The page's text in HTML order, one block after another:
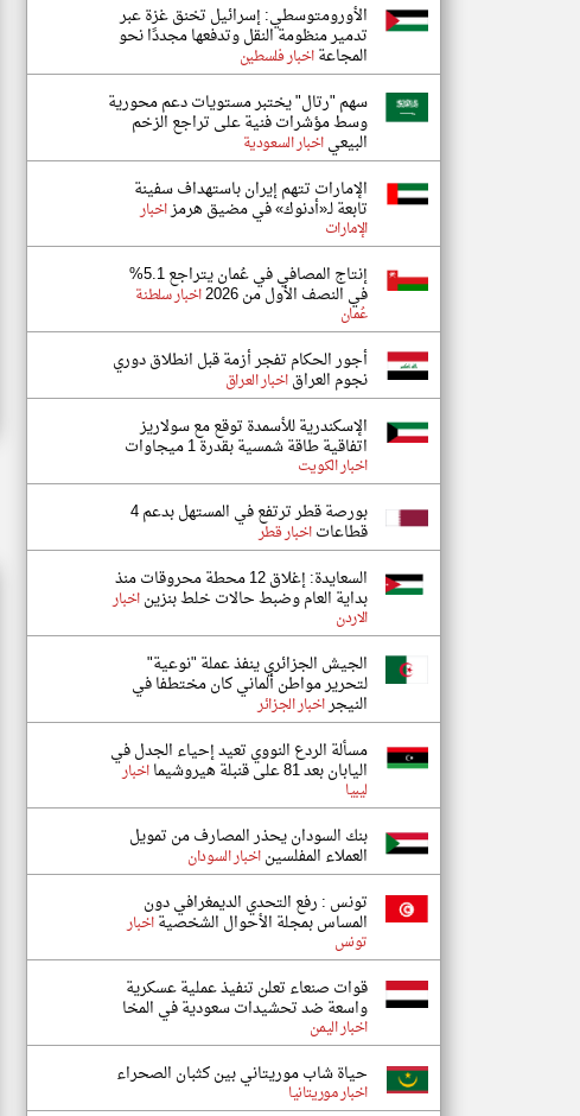
الأورومتوسطي: إسرائيل تخنق غزة عبر
تدمير منظومة النقل وتدفعها مجددًا نحو
المجاعةاخبار فلسطين
سهم "رتال" يختبر مستويات دعم محورية
وسط مؤشرات فنية على تراجع الزخم
البيعياخبار السعودية
الإمارات تتهم إيران باستهداف سفينة
تابعة لـ«أدنوك» في مضيق هرمزاخبار
الإمارات
إنتاج المصافي في عُمان يتراجع 5.1%
في النصف الأول من 2026 اخبار سلطنة
عُمان
أجور الحكام تفجر أزمة قبل انطلاق دوري
نجوم العراقاخبار العراق
الإسكندرية للأسمدة توقع مع سولاريز
اتفاقية طاقة شمسية بقدرة 1 ميجاوات
اخبار الكويت
بورصة قطر ترتفع في المستهل بدعم 4
قطاعاتاخبار قطر
السعايدة: إغلاق 12 محطة محروقات منذ
بداية العام وضبط حالات خلط بنزيناخبار
الاردن
الجيش الجزائري ينفذ عملة "نوعية"
لتحرير مواطن ألماني كان مختطفا في
النيجراخبار الجزائر
مسألة الردع النووي تعيد إحياء الجدل في
اليابان بعد 81 على قنبلة هيروشيما اخبار
ليبيا
بنك السودان يحذر المصارف من تمويل
العملاء المفلسيناخبار السودان
تونس : ​رفع التحدي الديمغرافي دون
المساس بمجلة الأحوال الشخصيةاخبار
تونس
قوات صنعاء تعلن تنفيذ عملية عسكرية
واسعة ضد تحشيدات سعودية في المخا
اخبار اليمن
حياة شاب موريتاني بين كثبان الصحراء
اخبار موريتانيا